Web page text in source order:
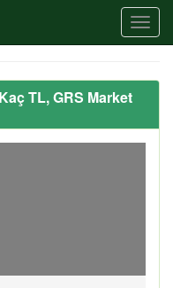
TL, GRS Market